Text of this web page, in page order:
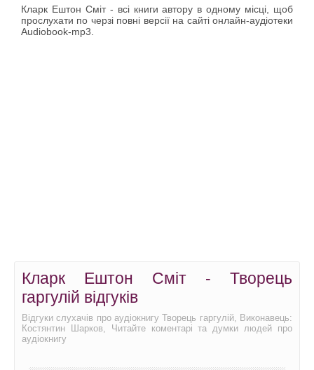
Кларк Ештон Сміт - всі книги автору в одному місці, щоб
прослухати по черзі повні версії на сайті онлайн-аудіотеки
Audiobook-mp3.
Кларк Ештон Сміт - Творець
гаргулій відгуків
Відгуки слухачів про аудіокнигу Творець гаргулій, Виконавець:
Костянтин Шарков, Читайте коментарі та думки людей про
аудіокнигу